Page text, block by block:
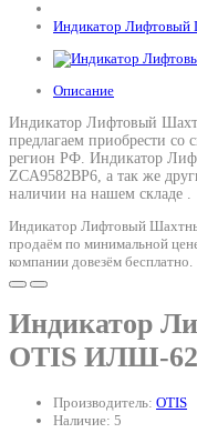
Индикатор
Описание
Индикатор Лифтовый
предлагаем приобрести со
регион РФ. Индикатор
ZСA9582BP6, а так же
наличии на нашем складе .
Индикатор Лифтовый
продаём по минимальной
компании довезём бесплатно.
Индикатор
OTIS ИЛШ-
Производитель: OTIS
Наличие: 5